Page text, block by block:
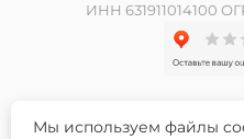
ИНН 631911014100
Мы используем файлы